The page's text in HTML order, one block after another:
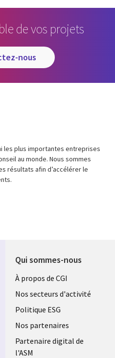
de vos projets
nous
les plus importantes entreprises
au monde. Nous sommes
résultats afin d’accélérer le
Qui sommes-nous
Useful
links
FRANCE
À propos de CGI
Nos secteurs d'activité
Politique ESG
Nos partenaires
Partenaire digital de
l'ASM